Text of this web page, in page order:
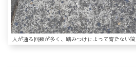
人が通る回数が多く、踏みつけによって育たない箇